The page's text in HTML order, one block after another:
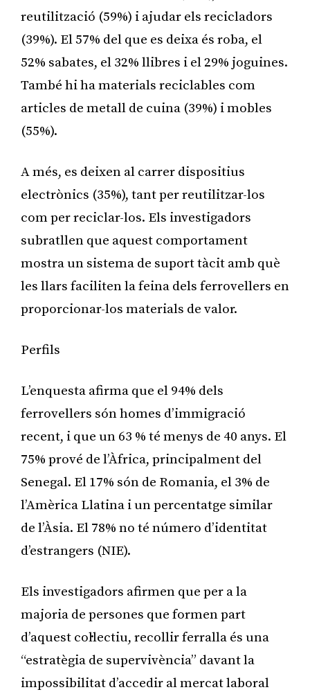
reutilització (59%) i ajudar els recicladors
(39%). El 57% del que es deixa és roba, el
52% sabates, el 32% llibres i el 29% joguines.
També hi ha materials reciclables com
articles de metall de cuina (39%) i mobles
(55%).
A més, es deixen al carrer dispositius
electrònics (35%), tant per reutilitzar-los
com per reciclar-los. Els investigadors
subratllen que aquest comportament
mostra un sistema de suport tàcit amb què
les llars faciliten la feina dels ferrovellers en
proporcionar-los materials de valor.
Perfils
L’enquesta afirma que el 94% dels
ferrovellers són homes d’immigració
recent, i que un 63 % té menys de 40 anys. El
75% prové de l’Àfrica, principalment del
Senegal. El 17% són de Romania, el 3% de
l’Amèrica Llatina i un percentatge similar
de l’Àsia. El 78% no té número d’identitat
d’estrangers (NIE).
Els investigadors afirmen que per a la
majoria de persones que formen part
d’aquest col·lectiu, recollir ferralla és una
“estratègia de supervivència” davant la
impossibilitat d’accedir al mercat laboral